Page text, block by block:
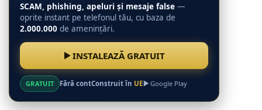
SCAM, phishing, apeluri și mesaje false —
oprite instant pe telefonul tău, cu baza de
2.000.000 de amenințări.
INSTALEAZĂ GRATUIT
GRATUIT Fără contConstruit în UE Google Play